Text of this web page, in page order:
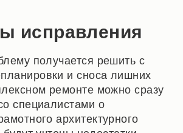
исправления
получается решить с
и сноса лишних
ремонте можно сразу
специалистами о
архитектурного